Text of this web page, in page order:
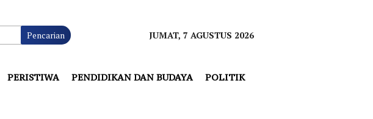
Pencarian JUMAT, 7 AGUSTUS 2026
PERISTIWA PENDIDIKAN DAN BUDAYA POLITIK